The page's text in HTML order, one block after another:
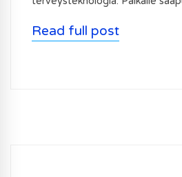
Read full post